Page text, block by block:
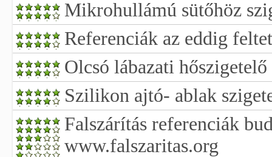
Mikrohullámú sütőhöz
Referenciák az eddig
Olcsó lábazati
Szilikon ajtó- ablak
Falszárítás referenciák
www.falszaritas.org